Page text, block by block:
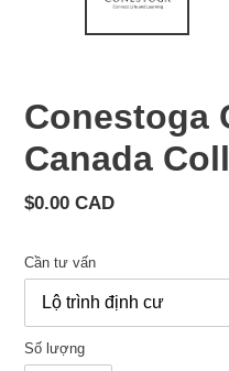
Conestoga
Canada
Giá
thông
$0.00 CAD
Cần tư vấn
Số lượng